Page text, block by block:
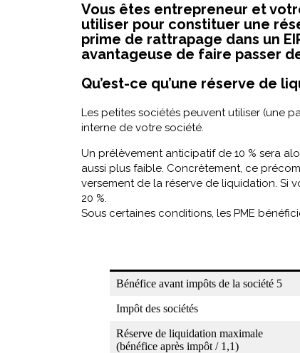
Vous êtes entrepreneur et
utiliser pour constituer une
prime de rattrapage dans un
avantageuse de faire passer
Qu’est-ce qu’une réserve de
Les petites sociétés peuvent utiliser (une
interne de votre société.
Un prélèvement anticipatif de 10 % sera
aussi plus faible. Concrètement, ce
versement de la réserve de liquidation. Si
20 %.
Sous certaines conditions, les PME
Bénéfice avant impôts de la société 5
Impôt des sociétés
Réserve de liquidation maximale
(bénéfice après impôt / 1,1)